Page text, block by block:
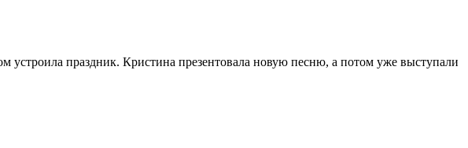
устроила праздник. Кристина презентовала новую песню, а потом уже выступали